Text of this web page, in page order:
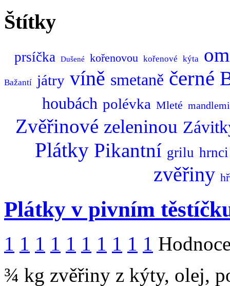
Štítky
prsíčka Dušené kořenovou kořenové kýta
Bažantí játry víně smetaně černé
houbách polévka Mleté mandlemi
Zvěřinové zeleninou
Plátky Pikantní grilu hrnci
zvěřiny
Plátky v pivním
1 1 1 1 1 1 1 1 1 1
¾ kg zvěřiny z kýty, olej,